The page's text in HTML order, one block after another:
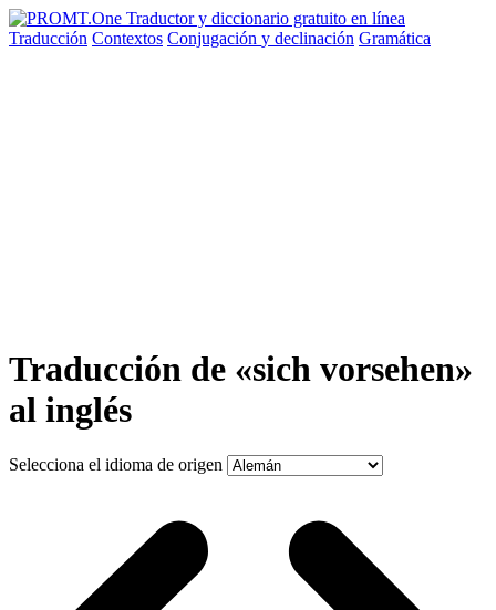
Traducción Contextos Conjugación y declinación Gramática
Traducción de «sich vorsehen»
al inglés
Selecciona el idioma de origen